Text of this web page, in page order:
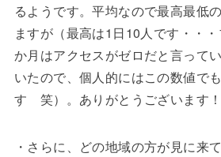
るようです。平均なので最高最低
ますが（最高は1日10人です・・
か月はアクセスがゼロだと言って
いたので、個人的にはこの数値で
す 笑）。ありがとうございます！
・さらに、どの地域の方が見に来